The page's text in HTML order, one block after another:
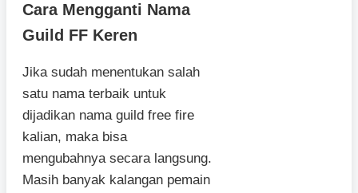
Cara Mengganti Nama
Guild FF Keren
Jika sudah menentukan salah
satu nama terbaik untuk
dijadikan nama guild free fire
kalian, maka bisa
mengubahnya secara langsung.
Masih banyak kalangan pemain